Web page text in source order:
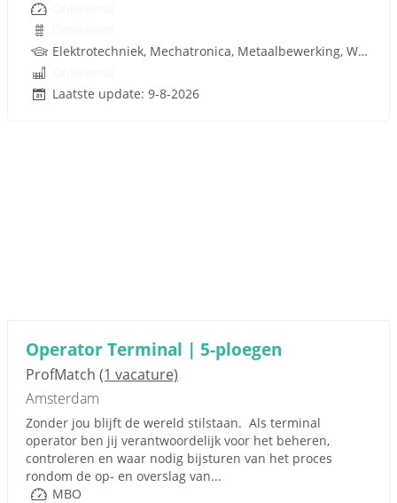
Elektrotechniek, Mechatronica, Metaalbewerking, Werktuigbouwkunde, Metaal, Techniek
Laatste update: 9-8-2026
Operator Terminal | 5-ploegen
ProfMatch (1 vacature)
Amsterdam
Zonder jou blijft de wereld stilstaan. Als terminal
operator ben jij verantwoordelijk voor het beheren,
controleren en waar nodig bijsturen van het proces
rondom de op- en overslag van...
MBO